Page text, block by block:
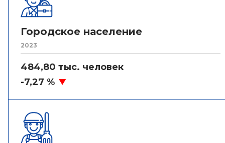
Городское население
2023
484,80 тыс. человек
-7,27 %